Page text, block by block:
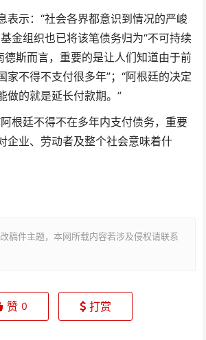
表示：“社会各界都意识到情况的严峻
金组织也已将该笔债务归为“不可持续
德斯而言，重要的是让人们知道由于前
家不得不支付很多年”；“阿根廷的决定
做的就是延长付款期。”
根廷不得不在多年内支付债务，重要
企业、劳动者及整个社会意味着什
稿件主题，本网所载内容若涉及侵权请联系
赞 0 打赏